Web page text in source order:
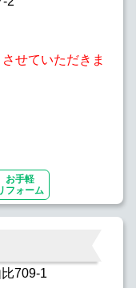
せていただきま
お手軽
フォーム
709-1